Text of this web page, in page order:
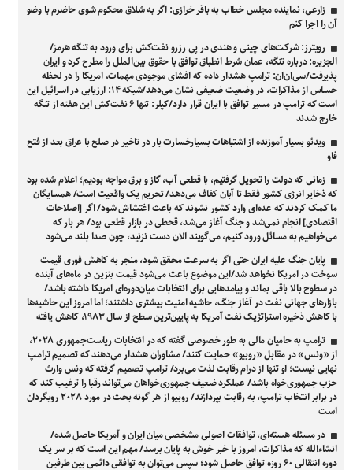
زارعی، نماینده مجلس خطاب به باقر خرازی: اگر به شلاق محکوم شوی حاضرم با وضو
آن را اجرا کنم
رویترز: شرکت‌های چینی و هندی در پی رزرو نفت‌کش برای ورود به تنگه هرمز/
الجزیره: درباره تنگه، عمان شرط انطباق توافق با حقوق بین‌الملل را مطرح کرد و ایران
پذیرفت/سی‌ان‌ان: ترامپ هشدار داده که افشای موجودی مهمات، امریکا را در لحظه‌
حساس از مذاکرات، در وضعیت ضعیفی نشان می‌دهد/شبکه ۱۴: ارزیابی در اسرائیل این
است که ترامپ در مسیر توافق با ایران قرار دارد/کپلر: تنها ۶ نفت‌کش این هفته از تنگه
خارج شدند
ویدئو بسیار آموزنده از اشتباهات بسیارخسارت بار در تاخیر در صلح با عراق بعد از فتح
فاو
زمانی که دولت را تحویل گرفتیم، با قطعی آب، گاز و برق مواجه بودیم؛ اعلام شده بود
که ذخایر انرژی کشور فقط تا آبان کفاف می‌دهد/ تحریم یک واقعیت است/ همسایگان
ما کمک کردند که عده‌ای وارد کشور نشوند که باعث اغتشاش شود/ اگر [اصلاحات
اقتصادی] انجام نمی‌شد و جنگ آغاز می‌شد، قحطی در بازار قطعی بود/ هر بار که
می‌خواهیم به مسائل ورود کنیم، می‌گویند الان دست نزنید، چون صدا بلند می‌شود
پایان جنگ علیه ایران حتی اگر به سرعت محقق شود، منجر به کاهش فوری قیمت
سوخت در امریکا نخواهد شد/این موضوع باعث می‌شود قیمت بنزین در ماه‌های آینده
در سطوح بالا باقی بماند و پیامدهایی برای انتخابات میان‌دوره‌ای امریکا داشته باشد/
بازارهای جهانی نفت در آغاز جنگ، حاشیه امنیت بیشتری داشتند؛ اما امروز این حاشیه‌ها
با کاهش ذخیره استراتژیک نفت آمریکا به پایین‌ترین سطح از سال ۱۹۸۳، کاهش یافته
ترامپ به حامیان مالی به طور خصوصی گفته که در انتخابات ریاست‌جمهوری ۲۰۲۸،
از «ونس» در مقابل «روبیو» حمایت کنند/ مشاوران هشدار می‌دهند که تصمیم ترامپ
نهایی نیست؛ او تنها از درام رقابت لذت می‌برد/ ترامپ تصمیم گرفته که ونس وارث
حزب جمهوری‌خواه باشد/ عملکرد ضعیف جمهوری‌خواهان می‌تواند رقبا را ترغیب کند که
در برابر انتخاب ترامپ، به رقابت بپردازند/ روبیو از هر گونه بحث در مورد ۲۰۲۸ رویگردان
است
در مسئله هسته‌ای، توافقات اصولی مشخصی میان ایران و آمریکا حاصل شده/
انشاءالله که مذاکرات، امروز با خبر خوش به پایان برسد/ مهم این است که بر سر یک
دوره انتقالی ۶۰ روزه توافق حاصل شود؛ سپس می‌توان به توافقی دائمی بین طرفین